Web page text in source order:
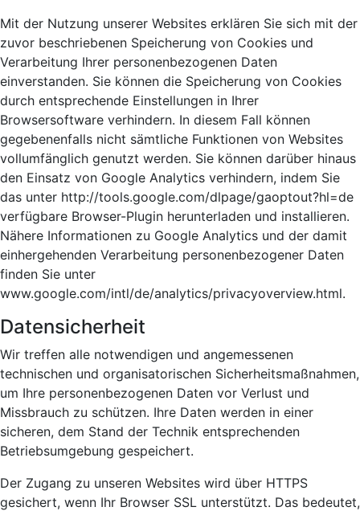
Mit der Nutzung unserer Websites erklären Sie sich mit der
zuvor beschriebenen Speicherung von Cookies und
Verarbeitung Ihrer personenbezogenen Daten
einverstanden. Sie können die Speicherung von Cookies
durch entsprechende Einstellungen in Ihrer
Browsersoftware verhindern. In diesem Fall können
gegebenenfalls nicht sämtliche Funktionen von Websites
vollumfänglich genutzt werden. Sie können darüber hinaus
den Einsatz von Google Analytics verhindern, indem Sie
das unter http://tools.google.com/dlpage/gaoptout?hl=de
verfügbare Browser-Plugin herunterladen und installieren.
Nähere Informationen zu Google Analytics und der damit
einhergehenden Verarbeitung personenbezogener Daten
finden Sie unter
www.google.com/intl/de/analytics/privacyoverview.html.
Datensicherheit
Wir treffen alle notwendigen und angemessenen
technischen und organisatorischen Sicherheitsmaßnahmen,
um Ihre personenbezogenen Daten vor Verlust und
Missbrauch zu schützen. Ihre Daten werden in einer
sicheren, dem Stand der Technik entsprechenden
Betriebsumgebung gespeichert.
Der Zugang zu unseren Websites wird über HTTPS
gesichert, wenn Ihr Browser SSL unterstützt. Das bedeutet,